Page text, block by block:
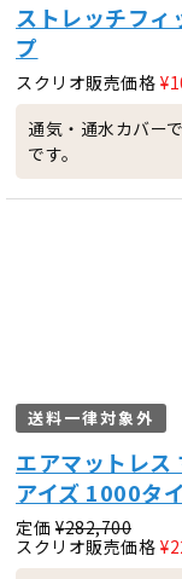
ストレッチフ
プ
スクリオ販売価格 ¥
通気・通水カバー
です。
送料一律対象外
エアマットレス
アイズ 1000タ
定価 ¥282,700
スクリオ販売価格 ¥